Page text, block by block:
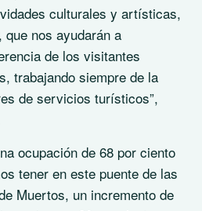
culturales y artísticas,
nos ayudarán a
de los visitantes
trabajando siempre de la
de servicios turísticos”,
ocupación de 68 por ciento
tener en este puente de las
Muertos, un incremento de